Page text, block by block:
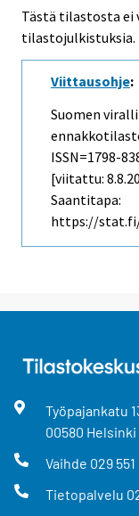
Tästä tilastosta ei
tilastojulkistuksia.
Viittausohje:
Suomen
ISSN=1798-
[viitattu:
Saantitapa:
https://
Työpajankatu
00580 Helsinki
Vaihde 029 551
Tietopalvelu